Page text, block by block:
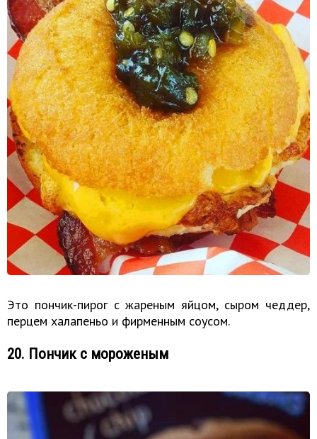
Это пончик-пирог с жареным яйцом, сыром чеддер,
перцем халапеньо и фирменным соусом.
20. Пончик с мороженым